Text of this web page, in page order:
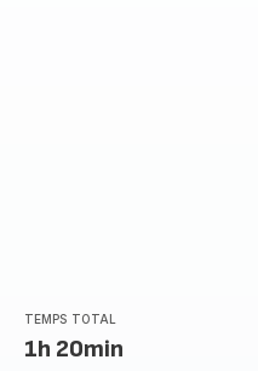
TEMPS TOTAL
1h 20min